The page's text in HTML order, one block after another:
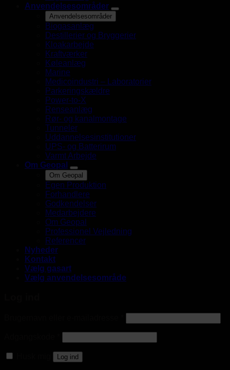
Anvendelsesområder
Anvendelsesområder
Biogasanlæg
Destillerier og Bryggerier
Kloakarbejde
Kraftværker
Køleanlæg
Marine
Medicoindustri – Laboratorier
Parkeringskældre
Power-to-X
Renseanlæg
Rør- og kanalmontage
Tunneler
Uddannelsesinstitutioner
UPS- og Batterirum
Varmt Arbejde
Om Geopal
Om Geopal
Egen Produktion
Forhandlere
Godkendelser
Medarbejdere
Om Geopal
Professionel Vejledning
Referencer
Nyheder
Kontakt
Vælg gasart
Vælg anvendelsesområde
Log ind